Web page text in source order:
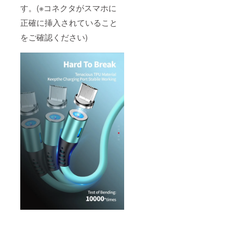
す。(※コネクタがスマホに
正確に挿入されていること
をご確認ください)